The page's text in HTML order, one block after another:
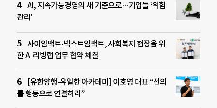
AI, 지속가능경영의 새 기준으로…기업들 ‘위험
관리’
사이임팩트-넥스트임팩트, 사회복지 현장을 위
한 AI 리빙랩 업무 협약 체결
[유한양행-유일한 아카데미] 이호영 대표 “선의
를 행동으로 연결하라”